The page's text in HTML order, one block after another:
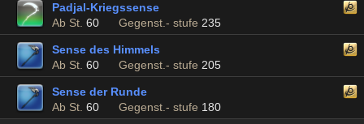
Padjal-Kriegssense
Ab St. 60 Gegenst.- stufe 235
Sense des Himmels
Ab St. 60 Gegenst.- stufe 205
Sense der Runde
Ab St. 60 Gegenst.- stufe 180